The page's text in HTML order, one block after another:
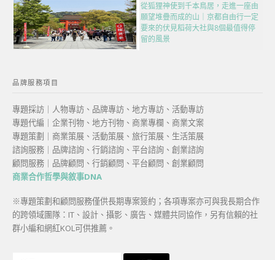
從狐狸神使到千本鳥居，走進一座由
願望堆疊而成的山｜京都自由行一定
要來的伏見稻荷大社與8個最值得停
留的風景
品牌服務項目
專題採訪｜人物專訪、品牌專訪、地方專訪、活動專訪
專題代編｜企業刊物、地方刊物、商業專欄、商業文案
專題策劃｜商業策展、活動策展、旅行策展、生活策展
諮詢服務｜品牌諮詢、行銷諮詢、平台諮詢、創業諮詢
顧問服務｜品牌顧問、行銷顧問、平台顧問、創業顧問
商業合作哲學與敘事DNA
※專題策劃和顧問服務僅供長期專案簽約；各項專案亦可與我長期合作
的跨領域團隊：IT、設計、攝影、廣告、媒體共同協作，另有信賴的社
群小編和網紅KOL可供推薦。